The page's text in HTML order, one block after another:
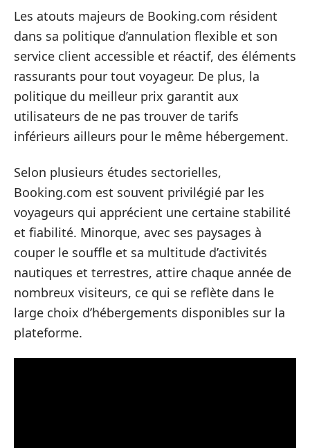
Les atouts majeurs de Booking.com résident
dans sa politique d’annulation flexible et son
service client accessible et réactif, des éléments
rassurants pour tout voyageur. De plus, la
politique du meilleur prix garantit aux
utilisateurs de ne pas trouver de tarifs
inférieurs ailleurs pour le même hébergement.
Selon plusieurs études sectorielles,
Booking.com est souvent privilégié par les
voyageurs qui apprécient une certaine stabilité
et fiabilité. Minorque, avec ses paysages à
couper le souffle et sa multitude d’activités
nautiques et terrestres, attire chaque année de
nombreux visiteurs, ce qui se reflète dans le
large choix d’hébergements disponibles sur la
plateforme.